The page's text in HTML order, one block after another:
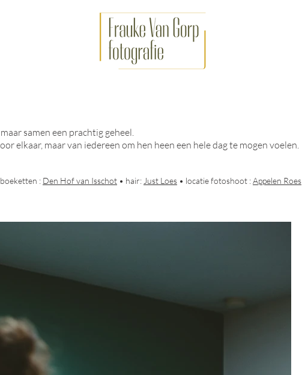
samen een prachtig geheel.
elkaar, maar van iedereen om hen heen een hele dag te mogen voelen.
: Den Hof van Isschot • hair: Just Loes • locatie fotoshoot :Appelen Roes